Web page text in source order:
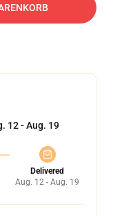
12 - Aug. 19
Delivered
Aug. 12 - Aug. 19